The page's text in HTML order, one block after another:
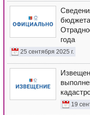
года
25 сентября 2025 г.
19